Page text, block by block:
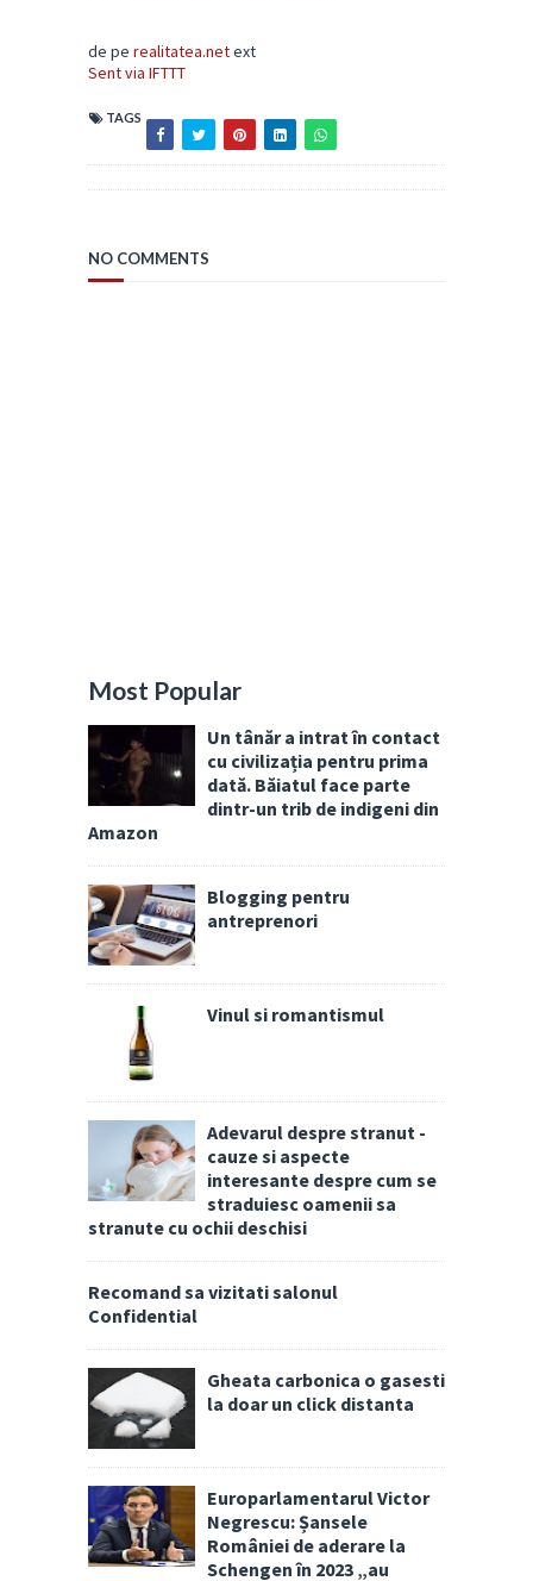
de pe realitatea.netext
Sent via IFTTT
TAGS
NO COMMENTS
Most Popular
Un tânăr a intrat în contact
cu civilizația pentru prima
dată. Băiatul face parte
dintr-un trib de indigeni din
Amazon
Blogging pentru
antreprenori
Vinul si romantismul
Adevarul despre stranut -
cauze si aspecte
interesante despre cum se
straduiesc oamenii sa
stranute cu ochii deschisi
Recomand sa vizitati salonul
Confidential
Gheata carbonica o gasesti
la doar un click distanta
Europarlamentarul Victor
Negrescu: Șansele
României de aderare la
Schengen în 2023 „au